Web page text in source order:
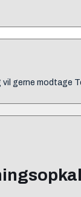
vil gerne modtage